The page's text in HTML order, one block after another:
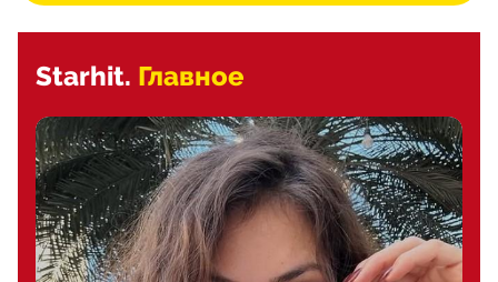
Starhit. Главное